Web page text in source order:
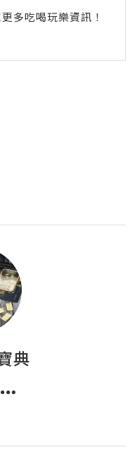
多吃喝玩樂資訊！
典